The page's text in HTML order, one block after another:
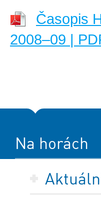
Časopis
2008–09 |
Na horách